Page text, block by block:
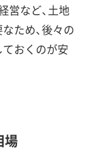
営など、土地
ため、後々の
おくのが安
場